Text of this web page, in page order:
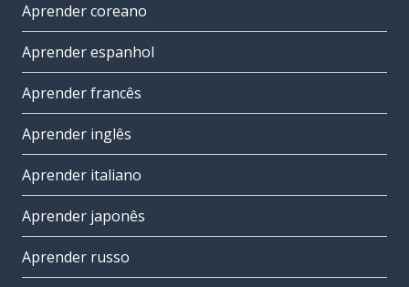
Aprender coreano
Aprender espanhol
Aprender francês
Aprender inglês
Aprender italiano
Aprender japonês
Aprender russo